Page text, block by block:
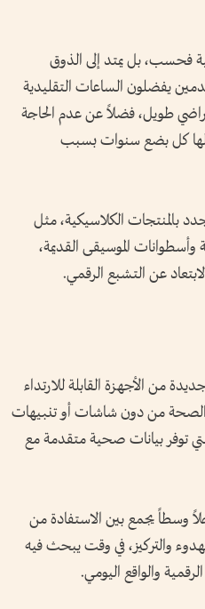
فحسب، بل يمتد إلى الذوق
يفضلون الساعات التقليدية
طويل، فضلاً عن عدم الحاجة
كل بضع سنوات بسبب
بالمنتجات الكلاسيكية، مثل
وأسطوانات الموسيقى القديمة،
عن التشبع الرقمي.
من الأجهزة القابلة للارتداء
والصحة من دون شاشات أو تنبيهات
توفر بيانات صحية متقدمة مع
وسطاً يجمع بين الاستفادة من
والتركيز، في وقت يبحث فيه
والواقع اليومي.